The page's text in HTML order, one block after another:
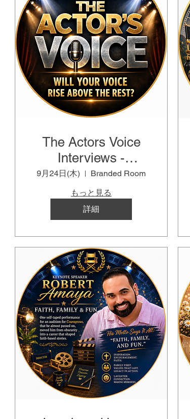
The Actors Voice
Interviews -
PRIVATE EVENT
9月24日(木)
Branded Room
もっと見る
詳細